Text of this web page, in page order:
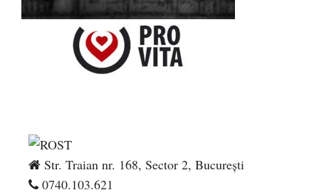
Str. Traian nr. 168, Sector 2, București
0740.103.621